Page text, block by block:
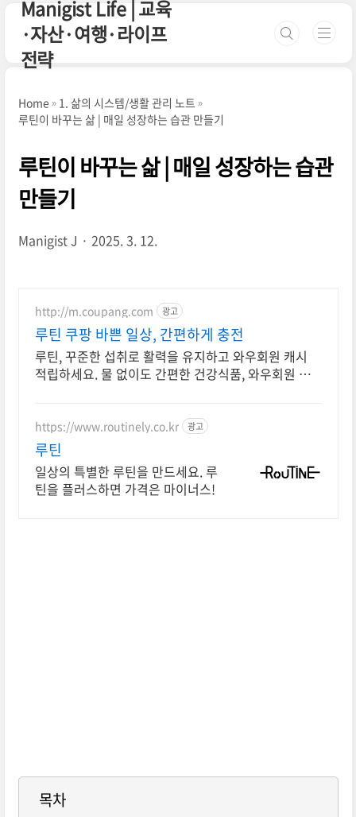
본문 바로가기
Manigist Life | 교육
·자산·여행·라이프
전략
Home
1. 삶의 시스템/생활 관리 노트
루틴이 바꾸는 삶 | 매일 성장하는 습관 만들기
루틴이 바꾸는 삶 | 매일 성장하는 습관
만들기
Manigist J 2025. 3. 12.
http://m.coupang.com 광고
루틴 쿠팡 바쁜 일상, 간편하게 충전
루틴, 꾸준한 섭취로 활력을 유지하고 와우회원 캐시
적립하세요. 물 없이도 간편한 건강식품, 와우회원 무
https://www.routinely.co.kr 광고
루틴
일상의 특별한 루틴을 만드세요. 루
틴을 플러스하면 가격은 마이너스!
목차